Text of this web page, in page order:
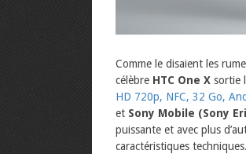
Comme le disaient les
célèbre HTC One X sortie
HD 720p, NFC, 32 Go,
et Sony Mobile (Sony
puissante et avec plus
caractéristiques techniques.